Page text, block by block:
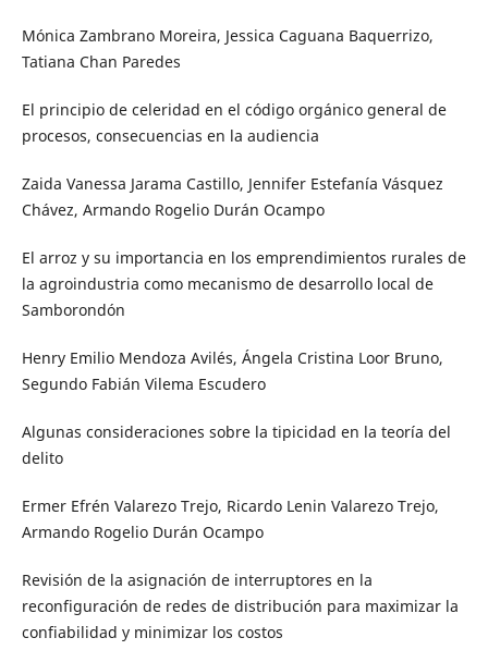
Mónica Zambrano Moreira, Jessica Caguana Baquerrizo,
Tatiana Chan Paredes
El principio de celeridad en el código orgánico general de
procesos, consecuencias en la audiencia
Zaida Vanessa Jarama Castillo, Jennifer Estefanía Vásquez
Chávez, Armando Rogelio Durán Ocampo
El arroz y su importancia en los emprendimientos rurales de
la agroindustria como mecanismo de desarrollo local de
Samborondón
Henry Emilio Mendoza Avilés, Ángela Cristina Loor Bruno,
Segundo Fabián Vilema Escudero
Algunas consideraciones sobre la tipicidad en la teoría del
delito
Ermer Efrén Valarezo Trejo, Ricardo Lenin Valarezo Trejo,
Armando Rogelio Durán Ocampo
Revisión de la asignación de interruptores en la
reconfiguración de redes de distribución para maximizar la
confiabilidad y minimizar los costos